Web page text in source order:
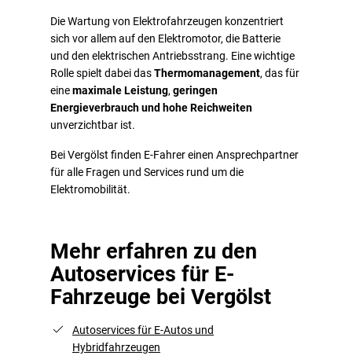
Die Wartung von Elektrofahrzeugen konzentriert
sich vor allem auf den Elektromotor, die Batterie
und den elektrischen Antriebsstrang. Eine wichtige
Rolle spielt dabei dasThermomanagement, das für
einemaximale Leistung, geringen
Energieverbrauch und hohe Reichweiten
unverzichtbar ist.
Bei Vergölst finden E-Fahrer einen Ansprechpartner
für alle Fragen und Services rund um die
Elektromobilität.
Mehr erfahren zu den
Autoservices für E-
Fahrzeuge bei Vergölst
Autoservices für E-Autos und
Hybridfahrzeugen